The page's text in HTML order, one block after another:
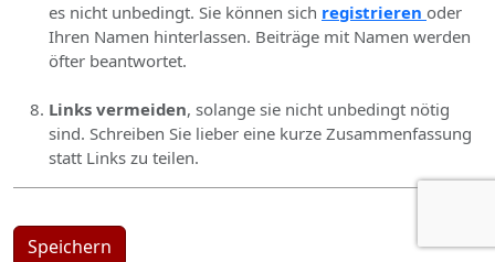
es nicht unbedingt. Sie können sich registrieren oder
Ihren Namen hinterlassen. Beiträge mit Namen werden
öfter beantwortet.
Links vermeiden, solange sie nicht unbedingt nötig
sind. Schreiben Sie lieber eine kurze Zusammenfassung
statt Links zu teilen.
Speichern